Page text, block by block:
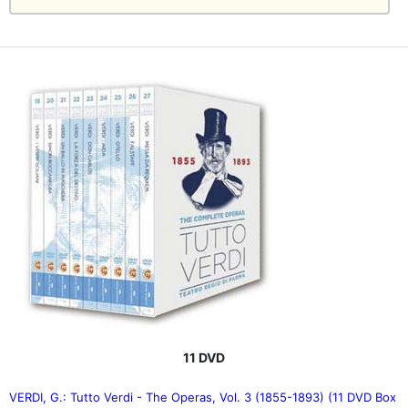
11 DVD
VERDI, G.: Tutto Verdi - The Operas, Vol. 3 (1855-1893) (11 DVD Box